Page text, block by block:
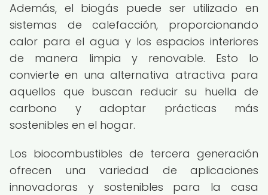
Además, el biogás puede ser utilizado en
sistemas de calefacción, proporcionando
calor para el agua y los espacios interiores
de manera limpia y renovable. Esto lo
convierte en una alternativa atractiva para
aquellos que buscan reducir su huella de
carbono y adoptar prácticas más
sostenibles en el hogar.
Los biocombustibles de tercera generación
ofrecen una variedad de aplicaciones
innovadoras y sostenibles para la casa